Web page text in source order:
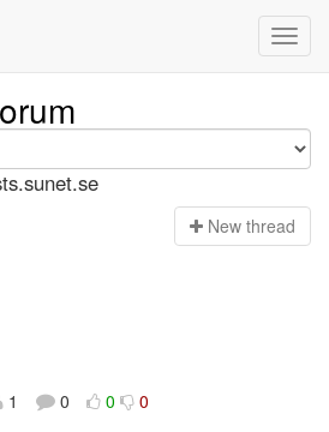
New thread
1 0 0 0